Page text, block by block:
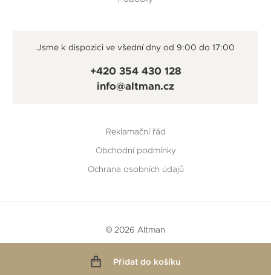
Přidat do košíku
Jsme k dispozici ve všední dny od 9:00 do 17:00
+420 354 430 128
info@altman.cz
Reklamační řád
Obchodní podmínky
Ochrana osobních údajů
© 2026 Altman